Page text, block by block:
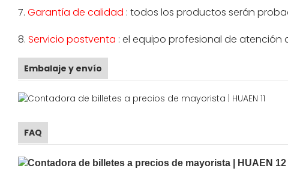
7. Garantía de calidad : todos los productos serán
8. Servicio postventa : el equipo profesional de atención
Embalaje y envío
FAQ